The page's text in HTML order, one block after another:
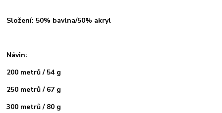
Složení: 50% bavlna/50% akryl
Návin:
200 metrů / 54 g
250 metrů / 67 g
300 metrů / 80 g